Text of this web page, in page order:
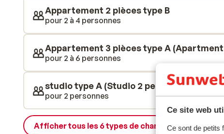
Ce site web
Ce sont de petits
découverte. En quelques minutes, vous rejoignez
plusieurs sentiers de randonnée à travers les
à proximité, et vous pouvez facilement explorer
Appartement 2 pièces type B
pour 2 à 4 personnes
Appartement 3 pièces type A
pour 2 à 6 personnes
studio type A (Studio 2 people)
pour 2 personnes
Afficher tous les 6 types de chambres